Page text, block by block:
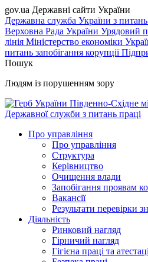
gov.ua Державні сайти України
Державна служба України з питань
Верховна Рада України Урядовий
лінія Міністерство економіки
питань запобігання корупції
Пошук
Людям із порушенням зору
Південно-Східне
Державної служби з питань праці
Про управління
Про управління
Структура
Керівництво
Очищення влади
Запобігання проявам
Вакансії
Результати перевірки
Діяльність
Ринковий нагляд
Гірничий нагляд
Гігієна праці та